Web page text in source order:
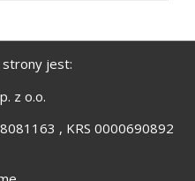
strony jest:
z o.o.
, KRS 0000690892